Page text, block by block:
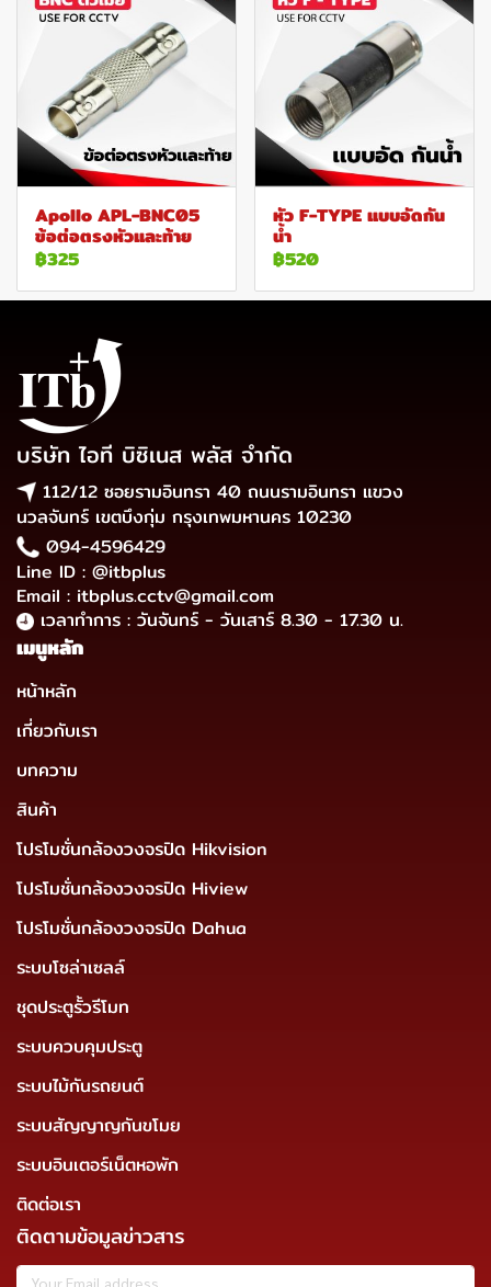
Apollo APL-BNC05
ข้อต่อตรงหัวและท้าย
฿325
หัว F-TYPE แบบอัดกัน
น้ำ
฿520
บริษัท ไอที บิซิเนส พลัส จำกัด
112/12 ซอยรามอินทรา 40 ถนนรามอินทรา แขวง
นวลจันทร์ เขตบึงกุ่ม กรุงเทพมหานคร 10230
094-4596429
Line ID : @itbplus
Email : itbplus.cctv@gmail.com
เวลาทำการ : วันจันทร์ - วันเสาร์ 8.30 - 17.30 น.
เมนูหลัก
หน้าหลัก
เกี่ยวกับเรา
บทความ
สินค้า
โปรโมชั่นกล้องวงจรปิด Hikvision
โปรโมชั่นกล้องวงจรปิด Hiview
โปรโมชั่นกล้องวงจรปิด Dahua
ระบบโซล่าเซลล์
ชุดประตูรั้วรีโมท
ระบบควบคุมประตู
ระบบไม้กันรถยนต์
ระบบสัญญาญกันขโมย
ระบบอินเตอร์เน็ตหอพัก
ติดต่อเรา
ติดตามข้อมูลข่าวสาร